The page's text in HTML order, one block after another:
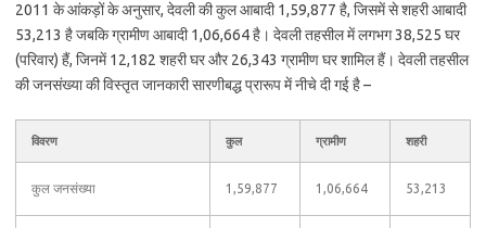
2011 के आंकड़ों के अनुसार, देवली की कुल आबादी 1,59,877 है, जिसमें से शहरी आबादी
53,213 है जबकि ग्रामीण आबादी 1,06,664 है। देवली तहसील में लगभग 38,525 घर
(परिवार) हैं, जिनमें 12,182 शहरी घर और 26,343 ग्रामीण घर शामिल हैं। देवली तहसील
की जनसंख्या की विस्तृत जानकारी सारणीबद्ध प्रारूप में नीचे दी गई है –
विवरण कुल ग्रामीण शहरी
कुल जनसंख्या 1,59,877 1,06,664 53,213